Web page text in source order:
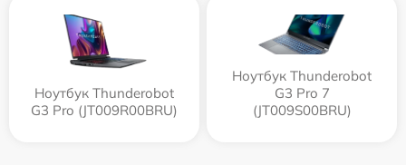
Ноутбук Thunderobot
G3 Pro (JT009R00BRU)
Ноутбук Thunderobot
G3 Pro 7
(JT009S00BRU)